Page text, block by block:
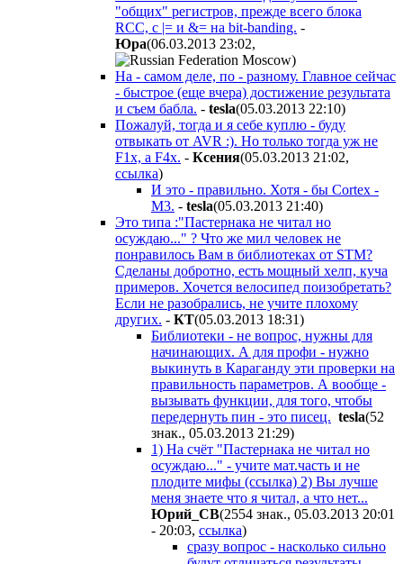
"общих" регистров, прежде всего блока
RCC, с |= и &= на bit-banding. -
Юра(06.03.2013 23:02,
)
На - самом деле, по - разному. Главное сейчас
- быстрое (еще вчера) достижение результата
и съем бабла. - tesla(05.03.2013 22:10)
Пожалуй, тогда и я себе куплю - буду
отвыкать от AVR :). Но только тогда уж не
F1x, а F4x. - Ксения(05.03.2013 21:02,
ссылка)
И это - правильно. Хотя - бы Cortex -
M3. - tesla(05.03.2013 21:40)
Это типа :"Пастернака не читал но
осуждаю..." ? Что же мил человек не
понравилось Вам в библиотеках от STM?
Сделаны добротно, есть мощный хелп, куча
примеров. Хочется велосипед поизобретать?
Если не разобрались, не учите плохому
других. - КТ(05.03.2013 18:31)
Библиотеки - не вопрос, нужны для
начинающих. А для профи - нужно
выкинуть в Караганду эти проверки на
правильность параметров. А вообще -
вызывать функции, для того, чтобы
передернуть пин - это писец. tesla(52
знак., 05.03.2013 21:29)
1) На счёт "Пастернака не читал но
осуждаю..." - учите мат.часть и не
плодите мифы (ссылка) 2) Вы лучше
меня знаете что я читал, а что нет...
Юрий_СВ(2554 знак., 05.03.2013 20:01
- 20:03, ссылка)
сразу вопрос - насколько сильно